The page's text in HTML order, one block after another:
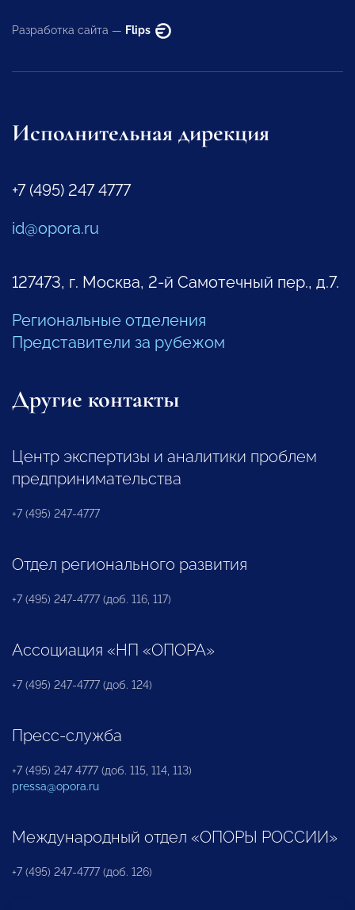
Разработка сайта — Flips
Исполнительная дирекция
+7 (495) 247 4777
id@opora.ru
127473, г. Москва, 2-й Самотечный пер., д.7.
Региональные отделения
Представители за рубежом
Другие контакты
Центр экспертизы и аналитики проблем
предпринимательства
+7 (495) 247-4777
Отдел регионального развития
+7 (495) 247-4777 (доб. 116, 117)
Ассоциация «НП «ОПОРА»
+7 (495) 247-4777 (доб. 124)
Пресс-служба
+7 (495) 247 4777 (доб. 115, 114, 113)
pressa@opora.ru
Международный отдел «ОПОРЫ РОССИИ»
+7 (495) 247-4777 (доб. 126)